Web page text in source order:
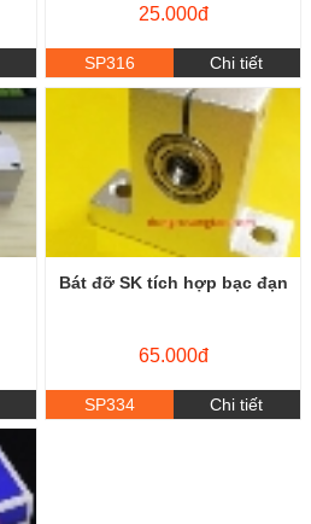
25.000đ
SP316 Chi tiết
Bát đỡ SK tích hợp bạc đạn
65.000đ
SP334 Chi tiết